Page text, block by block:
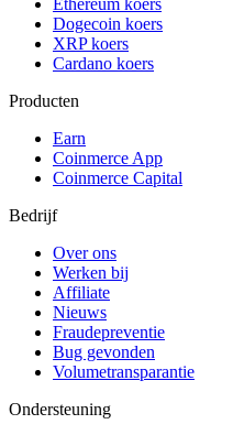
Dogecoin koers
XRP koers
Cardano koers
Producten
Earn
Coinmerce App
Coinmerce Capital
Bedrijf
Over ons
Werken bij
Affiliate
Nieuws
Fraudepreventie
Bug gevonden
Volumetransparantie
Ondersteuning